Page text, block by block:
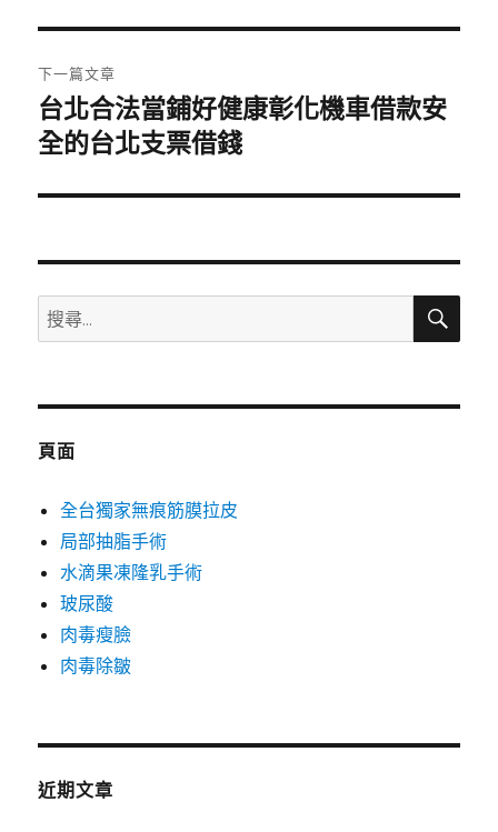
覽
文
章:
下一篇文章
下
一
文
台北合法當鋪好健康彰化機車借款安
全的台北支票借錢
搜
尋
鍵
搜
頁面
全台獨家無痕筋膜拉皮
局部抽脂手術
水滴果凍隆乳手術
玻尿酸
肉毒瘦臉
肉毒除皺
近期文章